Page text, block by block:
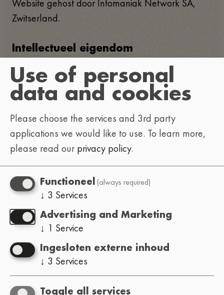
Website gehost door Infomaniak Network SA,
Zwitserland.
Intellectueel eigendom
Alle inhoud die op deze website wordt
gepubliceerd (teksten, afbeeldingen, visuals,
posters, logo's, programma-informatie,
het auteursrecht. Elke reproductie, distributie,
wijziging of gebruik, zelfs gedeeltelijk, zonder
voorafgaande schriftelijke toestemming van de
vereniging Lo-Fi Festival is ten strengste verboden.
Gegevensbescherming
Deze website is een informatieve website. De
website kan informatie bevatten over de
geprogrammeerde artiesten, waaronder hun
namen en links naar hun sociale media-accounts
(Instagram, muziekplatforms, enz.), die door de
artiesten zelf zijn verstrekt of openbaar
Use of personal
data and cookies
Please choose the services and 3rd party
applications we would like to use. To learn more,
please read our privacy policy.
Functioneel (always required)
↓ 3 Services
Advertising and Marketing
↓ 1 Service
Ingesloten externe inhoud
↓ 3 Services
Toggle all services